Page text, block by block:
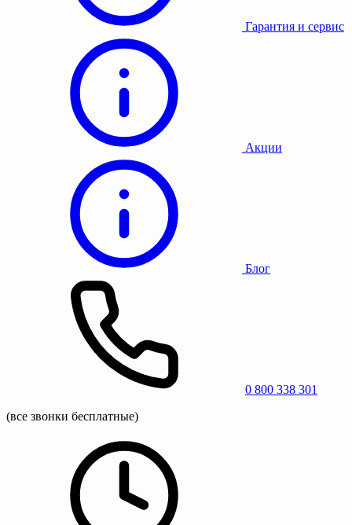
Гарантия и сервис
Акции
Блог
0 800 338 301
(все звонки бесплатные)